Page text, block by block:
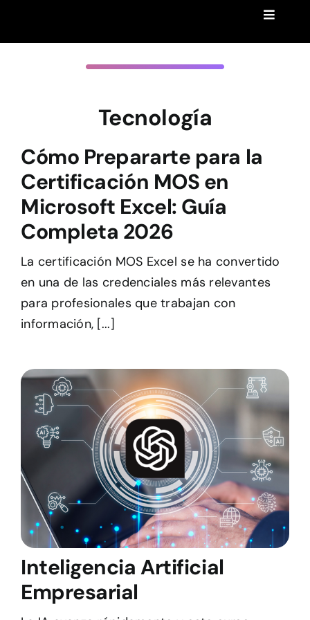
Toggle
Blog
Tecnología
Cómo Prepararte para la
Certificación MOS en
Microsoft Excel: Guía
Completa 2026
La certificación MOS Excel se ha convertido
en una de las credenciales más relevantes
para profesionales que trabajan con
información, [...]
Inteligencia Artificial
Empresarial